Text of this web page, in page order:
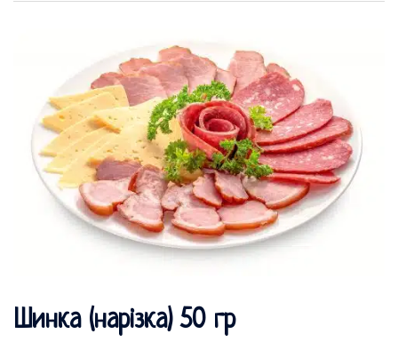
Шинка (нарізка) 50 гр